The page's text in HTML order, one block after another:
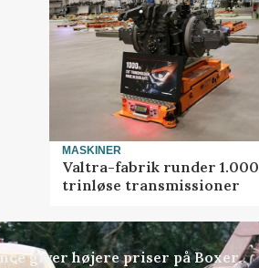
MASKINER
Valtra-fabrik runder 1.000
trinløse transmissioner
giver højere priser på Boxer